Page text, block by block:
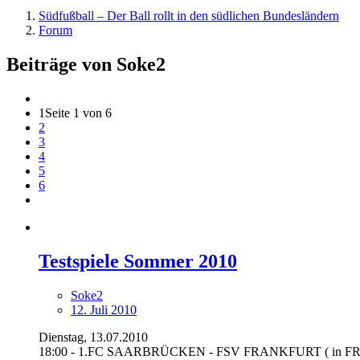
Südfußball – Der Ball rollt in den südlichen Bundesländern
Forum
Beiträge von Soke2
1 Seite 1 von 6
2
3
4
5
6
Testspiele Sommer 2010
Soke2
12. Juli 2010
Dienstag, 13.07.2010
18:00 - 1.FC SAARBRÜCKEN - FSV FRANKFURT ( in